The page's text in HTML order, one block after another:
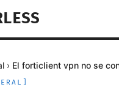
› El forticlient vpn no se